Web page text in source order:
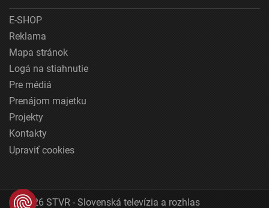
E-SHOP
Reklama
Mapa stránok
Logá na stiahnutie
Pre médiá
Prenájom majetku
Projekty
Kontakty
Upraviť cookies
© 2026 STVR - Slovenská televízia a rozhlas